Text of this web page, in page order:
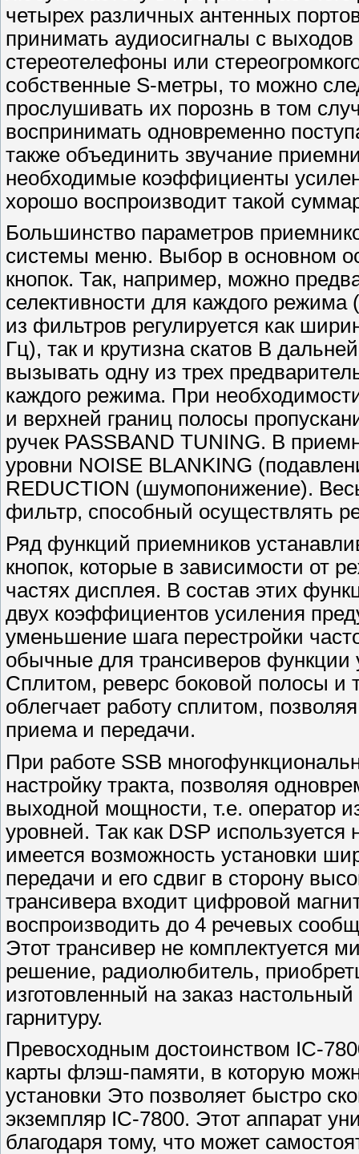
четырех различных антенных
принимать аудиосигналы с
стереотелефоны или
собственные S-метры, то можно
прослушивать их порознь в том
воспринимать одновременно
также объединить звучание
необходимые коэффициенты
хорошо воспроизводит такой
Большинство параметров
системы меню. Выбор в основном
кнопок. Так, например, можно
селективности для каждого
из фильтров регулируется как
Гц), так и крутизна скатов В
вызывать одну из трех
каждого режима. При
и верхней границ полосы
ручек PASSBAND TUNING. В
уровни NOISE BLANKING
REDUCTION (шумопонижение).
фильтр, способный осуществлять
Ряд функций приемников
кнопок, которые в зависимости от
частях дисплея. В состав этих
двух коэффициентов усиления
уменьшение шага перестройки
обычные для трансиверов
Сплитом, реверс боковой полосы и
облегчает работу сплитом,
приема и передачи.
При работе SSB
настройку тракта, позволяя
выходной мощности, т.е. оператор
уровней. Так как DSP
имеется возможность установки
передачи и его сдвиг в сторону
трансивера входит цифровой
воспроизводить до 4 речевых
Этот трансивер не комплектуется
решение, радиолюбитель,
изготовленный на заказ
гарнитуру.
Превосходным достоинством IC-
карты флэш-памяти, в которую
установки Это позволяет быстро
экземпляр IC-7800. Этот аппарат
благодаря тому, что может